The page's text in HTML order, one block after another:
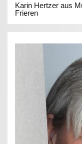
Karin Hertzer aus
Frieren